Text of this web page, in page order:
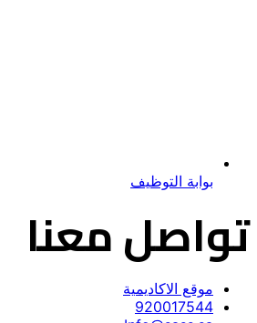
بوابة التوظيف
تواصل معنا
موقع الاكاديمية
920017544